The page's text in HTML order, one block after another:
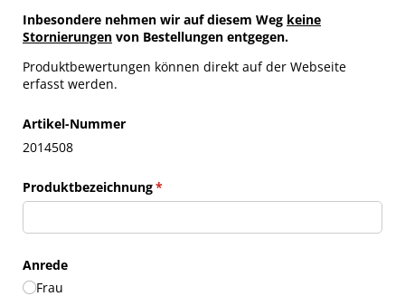
Inbesondere nehmen wir auf diesem Weg keine
Stornierungen von Bestellungen entgegen.
Produktbewertungen können direkt auf der Webseite
erfasst werden.
Artikel-Nummer
2014508
Produktbezeichnung*
(erforderlich)
Anrede
Frau